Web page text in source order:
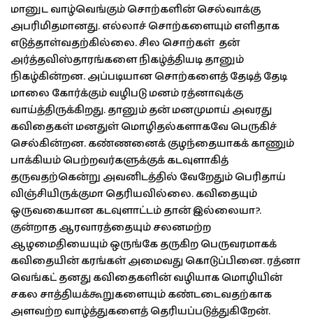
மானுட வாழ்வெங்கும் சொற்களின் செல்வாக்கு
அபரிமிதமானது. எல்லாச் சொற்களையும் எளிதாக
எடுத்தாள்வதற்கில்லை. சில சொற்கள் தன்
அர்த்தவிஸ்தாரங்களை நிகழ்த்தியடி தானும்
நிகழ்கின்றன. அப்படியான சொற்களைத் தேடித் தேடி
மாலை கோர்க்கும் வழிபடு மனம் ரத்னாவுக்கு
வாய்த்திருக்கிறது. தானும் தன் மனமுமாய் அவரது
கவிதைகள் மனதுள் மொழிதல்களாகவே பெருகிச்
செல்கின்றன. கண்ணனைக் குழந்தையாகக் காணும்
பாக்கியம் பெற்றவர்களுக்குக் கடவுளாகித்
தருவதற்கென்று அவனிடத்தில் வேறேதும் பெரிதாய்
விஞ்சியிருக்குமா தெரியவில்லை. கவிதையும்
ஒருவகையான கடவுளாட்டம் தான் இல்லையா?.
குன்றாத ஆரவாரத்தையும் சலனமற்ற
ஆழமைதியையும் ஒருங்கே தருகிற பெருவரமாகக்
கவிதையின் கரங்கள் அமைவது கொடுப்பினை. ரத்னா
வெங்கட் தனது கவிதைகளின் வழியாக மொழியின்
சகல சாத்தியக்கூறுகளையும் கண்டடைவதற்காக
அளவற்ற வாழ்த்துகளைத் தெரியப்படுத்துகிறேன்.